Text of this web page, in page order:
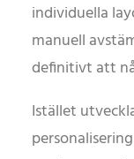
individuella
manuell
definitivt att
Istället